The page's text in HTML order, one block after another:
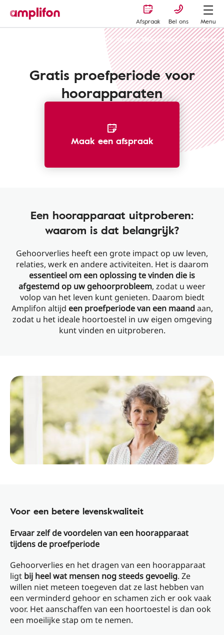
Afspraak Bel ons
Menu
De Amplifon 360-protocol Gratis
Gratis proefperiode voor
hoorapparaten
Maak een afspraak
Een hoorapparaat uitproberen:
waarom is dat belangrijk?
Gehoorverlies heeft een grote impact op uw leven,
relaties, werk en andere activiteiten. Het is daarom
essentieel om een ​​oplossing te vinden die is
afgestemd op uw gehoorprobleem, zodat u weer
volop van het leven kunt genieten. Daarom biedt
Amplifon altijd een proefperiode van een maandaan,
zodat u het ideale hoortoestel in uw eigen omgeving
kunt vinden en uitproberen.
Voor een betere levenskwaliteit
Ervaar zelf de voordelen van een hoorapparaat
tijdens de proefperiode
Gehoorverlies en het dragen van een hoorapparaat
ligt bij heel wat mensen nog steeds gevoelig. Ze
willen niet meteen toegeven dat ze last hebben van
een verminderd gehoor en schamen zich er ook vaak
voor. Het aanschaffen van een hoortoestel is dan ook
een moeilijke stap om te nemen.